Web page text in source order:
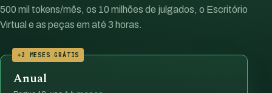
500 mil tokens/mês, os 10 milhões de julgados, o Escritório
Virtual e as peças em até 3 horas.
+2 MESES GRÁTIS
Anual